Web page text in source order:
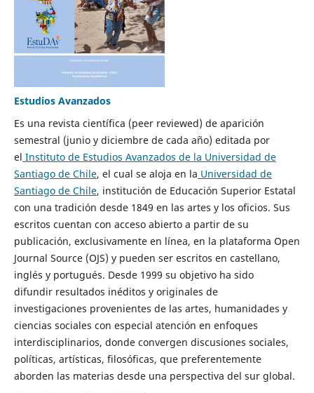
Estudios Avanzados
Es una revista científica (peer reviewed) de aparición
semestral (junio y diciembre de cada año) editada por
el Instituto de Estudios Avanzados de la Universidad de
Santiago de Chile, el cual se aloja en la Universidad de
Santiago de Chile, institución de Educación Superior Estatal
con una tradición desde 1849 en las artes y los oficios. Sus
escritos cuentan con acceso abierto a partir de su
publicación, exclusivamente en línea, en la plataforma Open
Journal Source (OJS) y pueden ser escritos en castellano,
inglés y portugués. Desde 1999 su objetivo ha sido
difundir resultados inéditos y originales de
investigaciones provenientes de las artes, humanidades y
ciencias sociales con especial atención en enfoques
interdisciplinarios, donde convergen discusiones sociales,
políticas, artísticas, filosóficas, que preferentemente
aborden las materias desde una perspectiva del sur global.